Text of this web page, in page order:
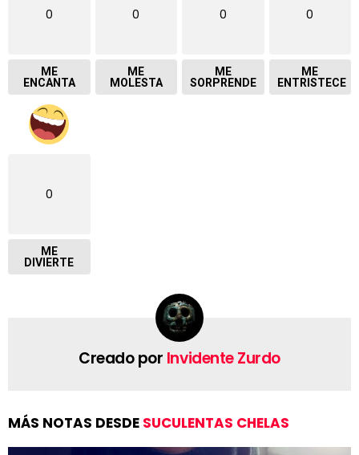
0
ME
ENCANTA
0
ME
MOLESTA
0
ME
SORPRENDE
0
ME
ENTRISTECE
0
ME
DIVIERTE
Creado por Invidente Zurdo
MÁS NOTAS DESDE SUCULENTAS CHELAS